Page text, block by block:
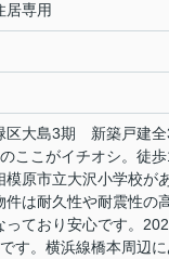
居専用
区大島3期 新築戸建
ここがイチオシ。徒
模原市立大沢小学校が
件は耐久性や耐震性の
っており安心です。
す。横浜線橋本周辺